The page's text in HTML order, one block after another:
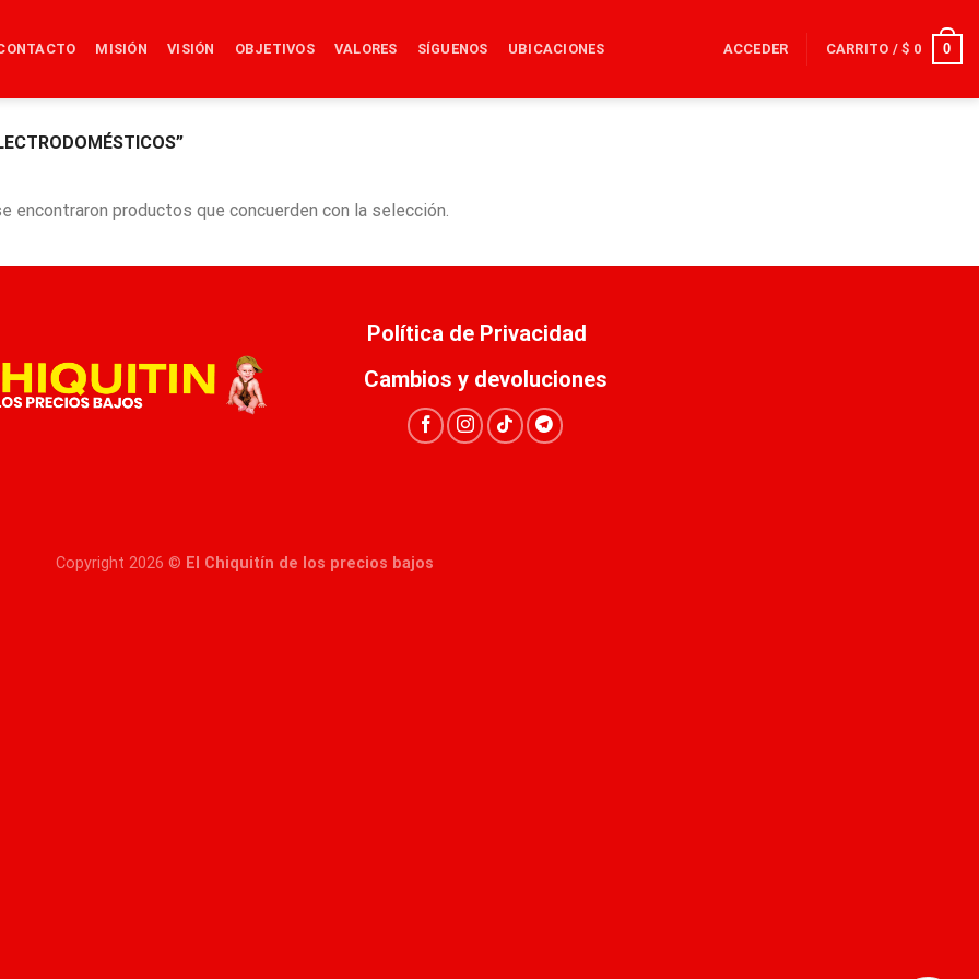
MISIÓN VISIÓN OBJETIVOS VALORES SÍGUENOS UBICACIONES ACCEDER CARRITO /$ 0 0
encontraron productos que concuerden con la selección.
Política de Privacidad
Cambios y devoluciones
Copyright 2026 © El Chiquitín de los precios bajos